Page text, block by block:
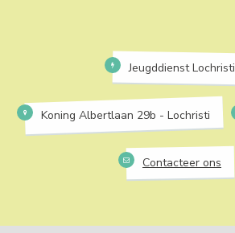
Jeugddienst Lochristi
Koning Albertlaan 29b - Lochristi
Contacteer ons